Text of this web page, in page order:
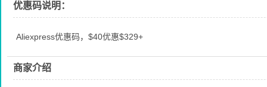
优惠码说明：
Aliexpress优惠码，$40优惠$329+
商家介绍